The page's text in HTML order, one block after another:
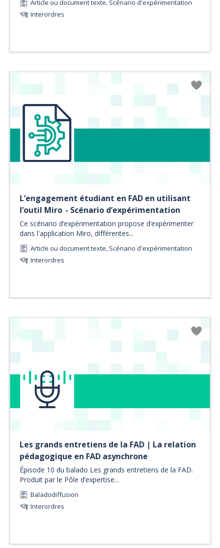
Article ou document texte, Scénario d'expérimentation
Interordres
L’engagement étudiant en FAD en utilisant
l’outil Miro - Scénario d’expérimentation
Ce scénario d’expérimentation propose d’expérimenter
dans l'application Miro, différentes...
Article ou document texte, Scénario d'expérimentation
Interordres
Les grands entretiens de la FAD | La relation
pédagogique en FAD asynchrone
Épisode 10 du balado Les grands entretiens de la FAD.
Produit par le Pôle d’expertise...
Baladodiffusion
Interordres